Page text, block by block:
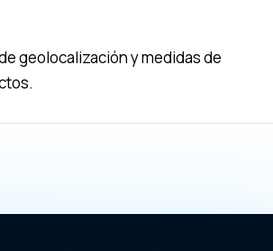
geolocalización y medidas de